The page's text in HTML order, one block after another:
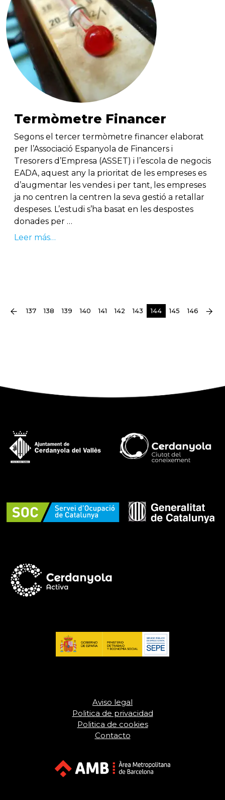
Termòmetre Financer
Segons el tercer termòmetre financer elaborat
per l’Associació Espanyola de Financers i
Tresorers d’Empresa (ASSET) i l’escola de negocis
EADA, aquest any la prioritat de les empreses es
d’augmentar les vendes i per tant, les empreses
ja no centren la centren la seva gestió a retallar
despeses. L’estudi s’ha basat en les despostes
donades per …
Leer más…
137 138 139 140 141 142 143 144(current)
145 146
Aviso legal
Politica de privacidad
Politica de cookies
Contacto